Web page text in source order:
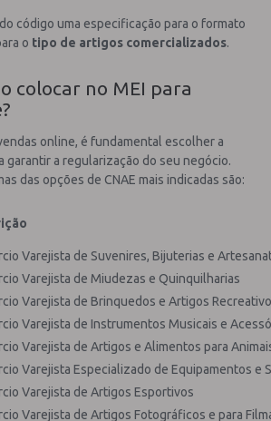
código uma especificação para o formato
o tipo de artigos comercializados.
colocar no MEI para
online, é fundamental escolher a
garantir a regularização do seu negócio.
das opções de CNAE mais indicadas são:
Varejista de Suvenires, Bijuterias e
Varejista de Miudezas e Quinquilharias
Varejista de Brinquedos e Artigos
Varejista de Instrumentos Musicais e
Varejista de Artigos e Alimentos para
Varejista Especializado de Equipamentos e
Varejista de Artigos Esportivos
Varejista de Artigos Fotográficos e para